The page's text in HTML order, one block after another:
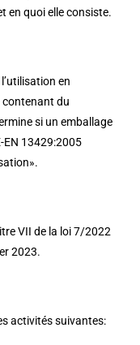
en quoi elle consiste.
en
contenant du
si un emballage
EN 13429:2005
VII de la loi 7/2022
2023.
activités suivantes: